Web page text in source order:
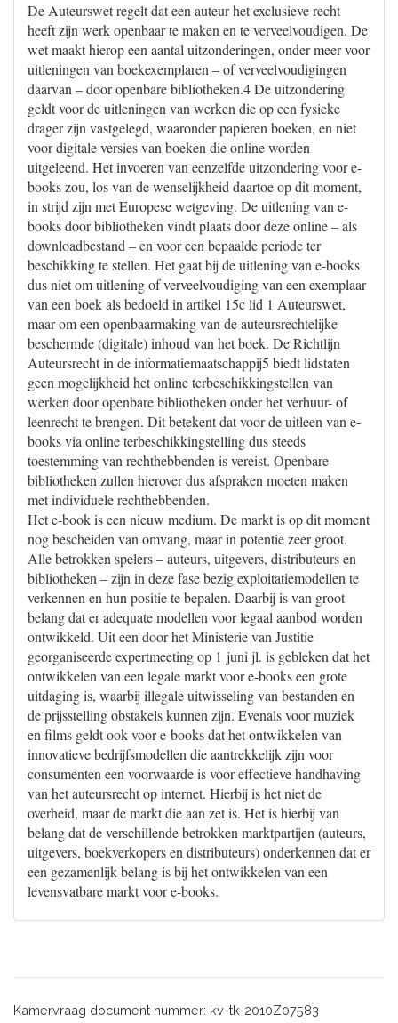
De Auteurswet regelt dat een auteur het exclusieve recht
heeft zijn werk openbaar te maken en te verveelvoudigen. De
wet maakt hierop een aantal uitzonderingen, onder meer voor
uitleningen van boekexemplaren – of verveelvoudigingen
daarvan – door openbare bibliotheken.4 De uitzondering
geldt voor de uitleningen van werken die op een fysieke
drager zijn vastgelegd, waaronder papieren boeken, en niet
voor digitale versies van boeken die online worden
uitgeleend. Het invoeren van eenzelfde uitzondering voor e-
books zou, los van de wenselijkheid daartoe op dit moment,
in strijd zijn met Europese wetgeving. De uitlening van e-
books door bibliotheken vindt plaats door deze online – als
downloadbestand – en voor een bepaalde periode ter
beschikking te stellen. Het gaat bij de uitlening van e-books
dus niet om uitlening of verveelvoudiging van een exemplaar
van een boek als bedoeld in artikel 15c lid 1 Auteurswet,
maar om een openbaarmaking van de auteursrechtelijke
beschermde (digitale) inhoud van het boek. De Richtlijn
Auteursrecht in de informatiemaatschappij5 biedt lidstaten
geen mogelijkheid het online terbeschikkingstellen van
werken door openbare bibliotheken onder het verhuur- of
leenrecht te brengen. Dit betekent dat voor de uitleen van e-
books via online terbeschikkingstelling dus steeds
toestemming van rechthebbenden is vereist. Openbare
bibliotheken zullen hierover dus afspraken moeten maken
met individuele rechthebbenden.
Het e-book is een nieuw medium. De markt is op dit moment
nog bescheiden van omvang, maar in potentie zeer groot.
Alle betrokken spelers – auteurs, uitgevers, distributeurs en
bibliotheken – zijn in deze fase bezig exploitatiemodellen te
verkennen en hun positie te bepalen. Daarbij is van groot
belang dat er adequate modellen voor legaal aanbod worden
ontwikkeld. Uit een door het Ministerie van Justitie
georganiseerde expertmeeting op 1 juni jl. is gebleken dat het
ontwikkelen van een legale markt voor e-books een grote
uitdaging is, waarbij illegale uitwisseling van bestanden en
de prijsstelling obstakels kunnen zijn. Evenals voor muziek
en films geldt ook voor e-books dat het ontwikkelen van
innovatieve bedrijfsmodellen die aantrekkelijk zijn voor
consumenten een voorwaarde is voor effectieve handhaving
van het auteursrecht op internet. Hierbij is het niet de
overheid, maar de markt die aan zet is. Het is hierbij van
belang dat de verschillende betrokken marktpartijen (auteurs,
uitgevers, boekverkopers en distributeurs) onderkennen dat er
een gezamenlijk belang is bij het ontwikkelen van een
levensvatbare markt voor e-books.
Kamervraag document nummer: kv-tk-2010Z07583